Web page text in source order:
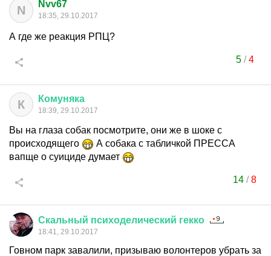
N Nvv67
18:35, 29.10.2017
А где же реакция РПЦ?
5/4
К Комуняка
18:39, 29.10.2017
Вы на глаза собак посмотрите, они же в шоке с
происходящего
А собака с табличкой ПРЕССА
вапще о суициде думает
14 /8
Скальный психоделический гекко
18:41, 29.10.2017
Говном парк завалили, призываю волонтеров убрать за